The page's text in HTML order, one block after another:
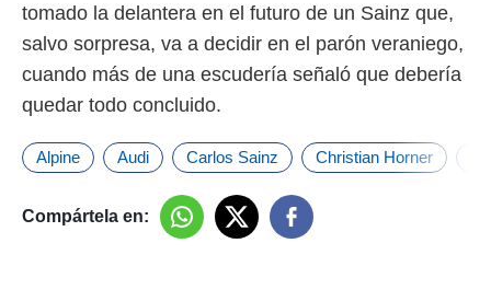
tomado la delantera en el futuro de un Sainz que,
salvo sorpresa, va a decidir en el parón veraniego,
cuando más de una escudería señaló que debería
quedar todo concluido.
Alpine Audi Carlos Sainz Christian Horner
Compártela en: